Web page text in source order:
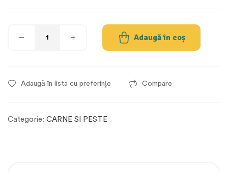
Adaugă în coș
Adaugă în lista cu preferințe Compare
Categorie: CARNE SI PESTE